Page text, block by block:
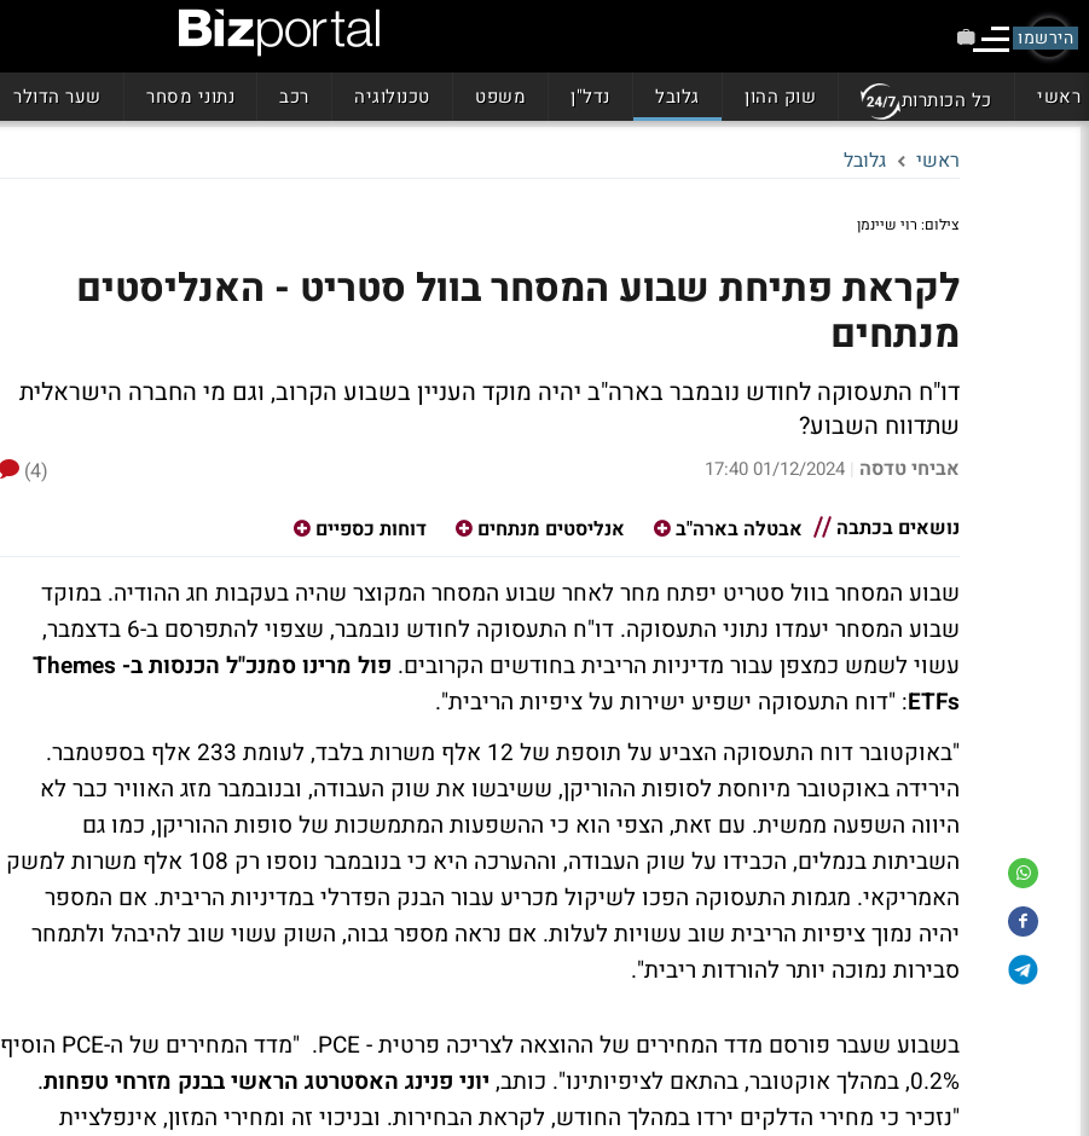
הירשמו
ראשי כל הכותרות שוק ההון גלובל נדל"ן משפט טכנולוגיה רכב נתוני מסחר שער הדולר
ראשי גלובל
צילום: רוי שיינמן
לקראת פתיחת שבוע המסחר בוול סטריט - האנליסטים
מנתחים
דו"ח התעסוקה לחודש נובמבר בארה"ב יהיה מוקד העניין בשבוע הקרוב, וגם מי החברה הישראלית
שתדווח השבוע?
אביחי טדסה |
01/12/2024 17:40
(4)
נושאים בכתבה
אבטלה בארה"ב אנליסטים מנתחים דוחות כספיים
שבוע המסחר בוול סטריט יפתח מחר לאחר שבוע המסחר המקוצר שהיה בעקבות חג ההודיה. במוקד
שבוע המסחר יעמדו נתוני התעסוקה. דו"ח התעסוקה לחודש נובמבר, שצפוי להתפרסם ב-6 בדצמבר,
עשוי לשמש כמצפן עבור מדיניות הריבית בחודשים הקרובים.
פול מרינו סמנכ"ל הכנסות ב- Themes
ETFs: "דוח התעסוקה ישפיע ישירות על ציפיות הריבית".
"באוקטובר דוח התעסוקה הצביע על תוספת של 12 אלף משרות בלבד, לעומת 233 אלף בספטמבר.
הירידה באוקטובר מיוחסת לסופות ההוריקן, ששיבשו את שוק העבודה, ובנובמבר מזג האוויר כבר לא
היווה השפעה ממשית. עם זאת, הצפי הוא כי ההשפעות המתמשכות של סופות ההוריקן, כמו גם
השביתות בנמלים, הכבידו על שוק העבודה, וההערכה היא כי בנובמבר נוספו רק 108 אלף משרות למשק
האמריקאי. מגמות התעסוקה הפכו לשיקול מכריע עבור הבנק הפדרלי במדיניות הריבית. אם המספר
יהיה נמוך ציפיות הריבית שוב עשויות לעלות. אם נראה מספר גבוה, השוק עשוי שוב להיבהל ולתמחר
סבירות נמוכה יותר להורדות ריבית".
בשבוע שעבר פורסם מדד המחירים של ההוצאה לצריכה פרטית - PCE. "מדד המחירים של ה-PCE הוסיף
0.2%, במהלך אוקטובר, בהתאם לציפיותינו". כותב,
יוני פנינג האסטרטג הראשי בבנק מזרחי טפחות.
"נזכיר כי מחירי הדלקים ירדו במהלך החודש, לקראת הבחירות. ובניכוי זה ומחירי המזון, אינפלציית